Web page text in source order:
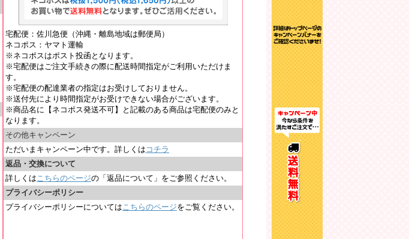
宅配便：佐川急便（沖縄・離島地域は郵便局）
ネコポス：ヤマト運輸
※ネコポスはポスト投函となります。
※宅配便はご注文手続きの際に配送時間指定がご利用いただけま
す。
※宅配便の配達業者の指定はお受けしておりません。
※送付先により時間指定がお受けできない場合がございます。
※商品名に【ネコポス発送不可】と記載のある商品は宅配便のみと
なります。
その他キャンペーン
ただいまキャンペーン中です。詳しくは コチラ
返品・交換について
詳しくはこちらのページの「返品について」をご参照ください。
プライバシーポリシー
プライバシーポリシーについてはこちらのページをご覧ください。